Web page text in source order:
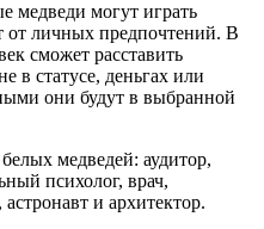
медведи могут играть
от личных предпочтений. В
сможет расставить
в статусе, деньгах или
они будут в выбранной
медведей: аудитор,
психолог, врач,
и архитектор.